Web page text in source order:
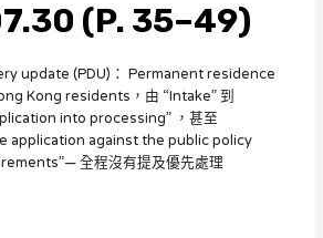
(P. 35–49)
update (PDU)： Permanent residence
Kong residents，由 “Intake” 到
into processing” ，甚至
application against the public policy
全程沒有提及優先處理